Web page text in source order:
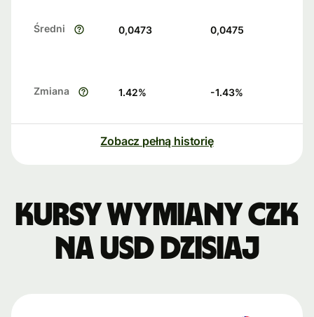
Średni 0,0473 0,0475
Zmiana 1.42% -1.43%
Zobacz pełną historię
Kursy wymiany CZK
na USD dzisiaj